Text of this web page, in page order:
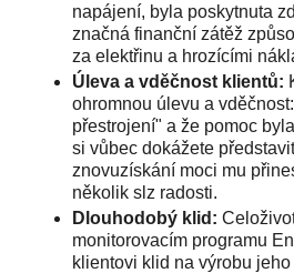
napájení, byla poskytnuta
značná finanční zátěž
za elektřinu a hrozícími
Úleva a vděčnost klientů:
ohromnou úlevu a
přestrojení" a že pomoc
si vůbec dokážete
znovuzískání moci mu
několik slz radosti.
Dlouhodobý klid:
monitorovacím programu
klientovi klid na výrobu